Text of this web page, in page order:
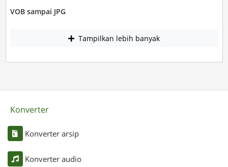
VOB sampai JPG
Tampilkan lebih banyak
Konverter
Konverter arsip
Konverter audio